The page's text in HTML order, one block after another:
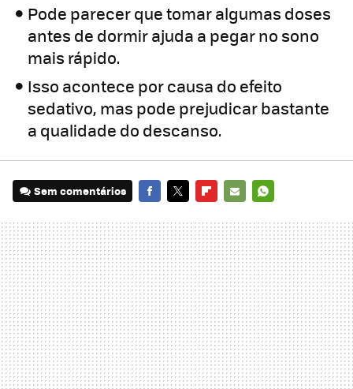
Pode parecer que tomar algumas doses
antes de dormir ajuda a pegar no sono
mais rápido.
Isso acontece por causa do efeito
sedativo, mas pode prejudicar bastante
a qualidade do descanso.
Sem comentários
MAIL